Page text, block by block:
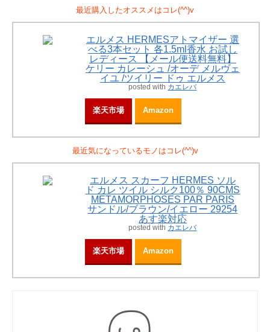
最近購入したオススメはコレ(^^)v
エルメス HERMESアトマイザー 選
べる3本セット 各1.5ml香水 お試し
レディース 【メール便送料無料】
ケリー カレーシュ /オーデ メルヴェ
イユ /ツイリー ドゥ エルメス
posted with カエレバ
楽天市場 Amazon
最近気になっているモノはコレ(^^)v
エルメス スカーフ HERMES ソル
ド カレ ツイル シルク100％ 90CMS
METAMORPHOSES PAR PARIS
サンドル/ブラウン/イエロー 29254
あす楽対応
posted with カエレバ
楽天市場 Amazon